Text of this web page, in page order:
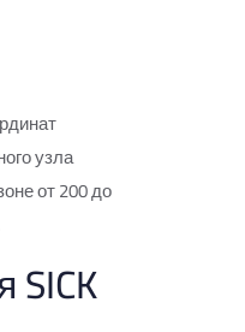
узла
от 200 до